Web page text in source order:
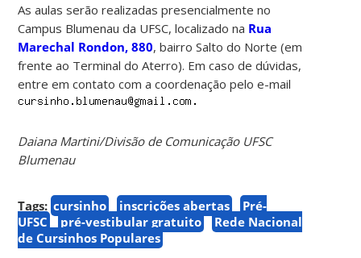
As aulas serão realizadas presencialmente no
Campus Blumenau da UFSC, localizado na Rua
Marechal Rondon, 880, bairro Salto do Norte (em
frente ao Terminal do Aterro). Em caso de dúvidas,
entre em contato com a coordenação pelo e-mail
Daiana Martini/Divisão de Comunicação UFSC
Blumenau
Tags: cursinho inscrições abertas
Pré-
UFSC
pré-vestibular gratuito
Rede Nacional
de Cursinhos Populares